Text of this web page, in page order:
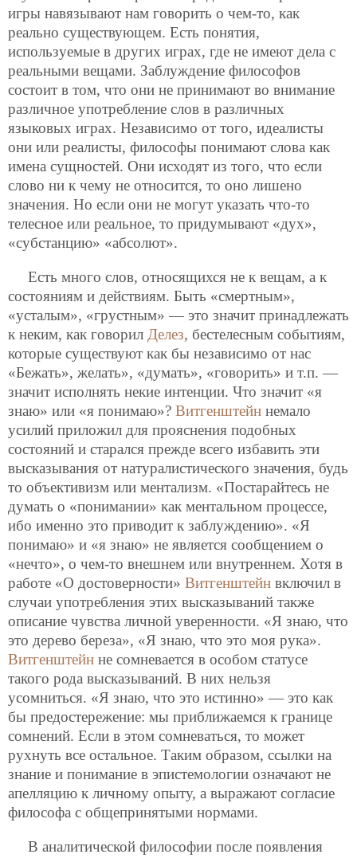
игры навязывают нам говорить о чем-то, как
реально существующем. Есть понятия,
используемые в других играх, где не имеют дела с
реальными вещами. Заблуждение философов
состоит в том, что они не принимают во внимание
различное употребление слов в различных
языковых играх. Независимо от того, идеалисты
они или реалисты, философы понимают слова как
имена сущностей. Они исходят из того, что если
слово ни к чему не относится, то оно лишено
значения. Но если они не могут указать что-то
телесное или реальное, то придумывают «дух»,
«субстанцию» «абсолют».
Есть много слов, относящихся не к вещам, а к
состояниям и действиям. Быть «смертным»,
«усталым», «грустным» — это значит принадлежать
к неким, как говорил Делез, бестелесным событиям,
которые существуют как бы независимо от нас
«Бежать», желать», «думать», «говорить» и т.п. —
значит исполнять некие интенции. Что значит «я
знаю» или «я понимаю»? Витгенштейн немало
усилий приложил для прояснения подобных
состояний и старался прежде всего избавить эти
высказывания от натуралистического значения, будь
то объективизм или ментализм. «Постарайтесь не
думать о «понимании» как ментальном процессе,
ибо именно это приводит к заблуждению». «Я
понимаю» и «я знаю» не является сообщением о
«нечто», о чем-то внешнем или внутреннем. Хотя в
работе «О достоверности» Витгенштейн включил в
случаи употребления этих высказываний также
описание чувства личной уверенности. «Я знаю, что
это дерево береза», «Я знаю, что это моя рука».
Витгенштейн не сомневается в особом статусе
такого рода высказываний. В них нельзя
усомниться. «Я знаю, что это истинно» — это как
бы предостережение: мы приближаемся к границе
сомнений. Если в этом сомневаться, то может
рухнуть все остальное. Таким образом, ссылки на
знание и понимание в эпистемологии означают не
апелляцию к личному опыту, а выражают согласие
философа с общепринятыми нормами.
В аналитической философии после появления